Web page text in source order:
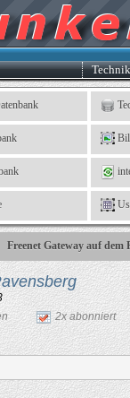
Freenet Gateway auf dem
2x abonniert